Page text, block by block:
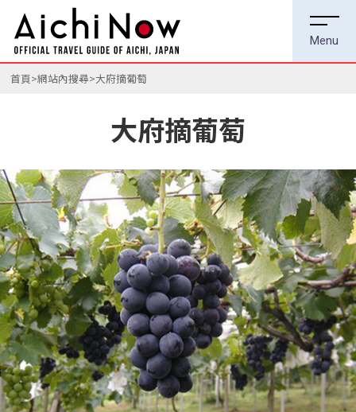
首頁 網站內搜尋 大府摘葡萄
大府摘葡萄